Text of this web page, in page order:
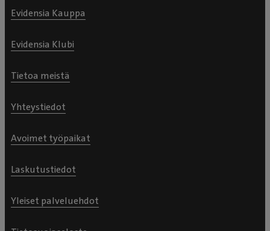
Evidensia Kauppa
Evidensia Klubi
Tietoa meistä
Yhteystiedot
Avoimet työpaikat
Laskutustiedot
Yleiset palveluehdot